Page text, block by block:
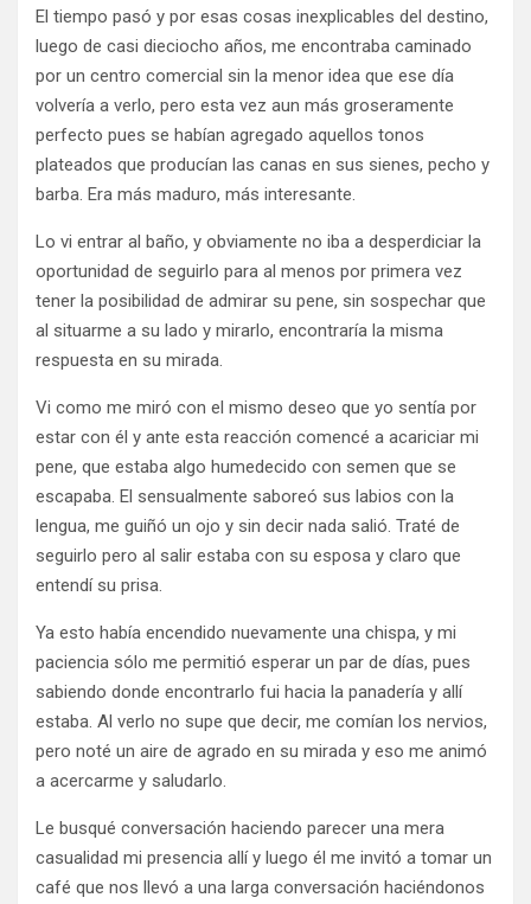
El tiempo pasó y por esas cosas inexplicables del destino,
luego de casi dieciocho años, me encontraba caminado
por un centro comercial sin la menor idea que ese día
volvería a verlo, pero esta vez aun más groseramente
perfecto pues se habían agregado aquellos tonos
plateados que producían las canas en sus sienes, pecho y
barba. Era más maduro, más interesante.
Lo vi entrar al baño, y obviamente no iba a desperdiciar la
oportunidad de seguirlo para al menos por primera vez
tener la posibilidad de admirar su pene, sin sospechar que
al situarme a su lado y mirarlo, encontraría la misma
respuesta en su mirada.
Vi como me miró con el mismo deseo que yo sentía por
estar con él y ante esta reacción comencé a acariciar mi
pene, que estaba algo humedecido con semen que se
escapaba. El sensualmente saboreó sus labios con la
lengua, me guiñó un ojo y sin decir nada salió. Traté de
seguirlo pero al salir estaba con su esposa y claro que
entendí su prisa.
Ya esto había encendido nuevamente una chispa, y mi
paciencia sólo me permitió esperar un par de días, pues
sabiendo donde encontrarlo fui hacia la panadería y allí
estaba. Al verlo no supe que decir, me comían los nervios,
pero noté un aire de agrado en su mirada y eso me animó
a acercarme y saludarlo.
Le busqué conversación haciendo parecer una mera
casualidad mi presencia allí y luego él me invitó a tomar un
café que nos llevó a una larga conversación haciéndonos